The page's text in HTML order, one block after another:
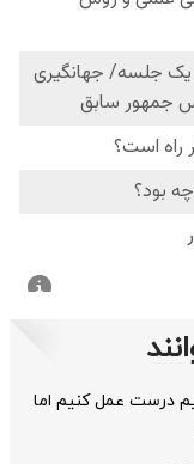
درست عمل کنیم اما